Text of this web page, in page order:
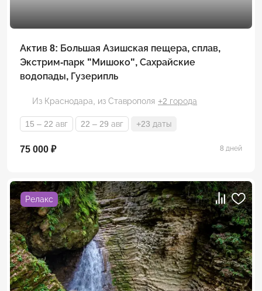
Актив 8: Большая Азишская пещера, сплав,
Экстрим-парк "Мишоко", Сахрайские
водопады, Гузерипль
Из Краснодара, из Ставрополя +2 города
15 – 22 авг 22 – 29 авг +23 даты
75 000 ₽ 8 дней
Релакс